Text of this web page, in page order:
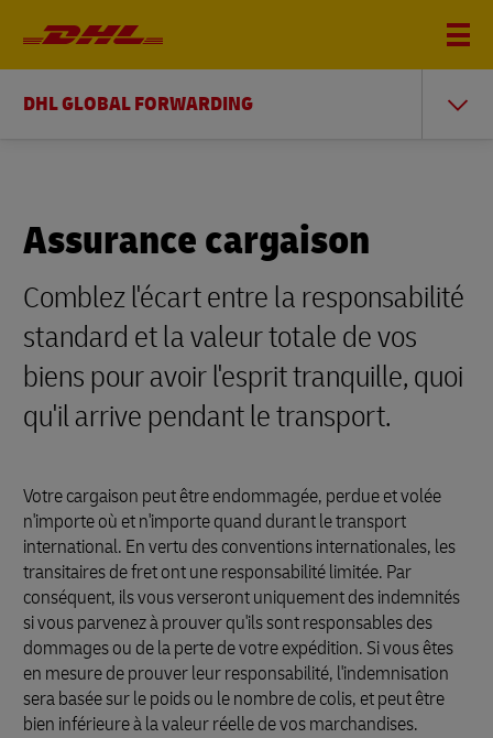
DHL GLOBAL FORWARDING
Assurance cargaison
Comblez l'écart entre la responsabilité
standard et la valeur totale de vos
biens pour avoir l'esprit tranquille, quoi
qu'il arrive pendant le transport.
Votre cargaison peut être endommagée, perdue et volée
n'importe où et n'importe quand durant le transport
international. En vertu des conventions internationales, les
transitaires de fret ont une responsabilité limitée. Par
conséquent, ils vous verseront uniquement des indemnités
si vous parvenez à prouver qu'ils sont responsables des
dommages ou de la perte de votre expédition. Si vous êtes
en mesure de prouver leur responsabilité, l'indemnisation
sera basée sur le poids ou le nombre de colis, et peut être
bien inférieure à la valeur réelle de vos marchandises.